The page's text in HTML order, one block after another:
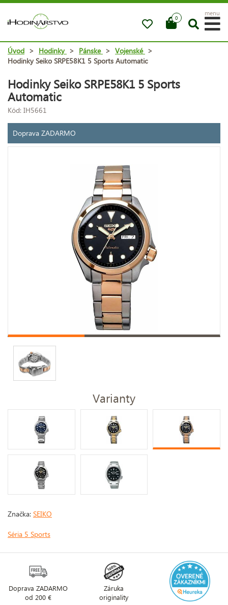
0
menu
Úvod > Hodinky > Pánske > Vojenské >
Hodinky Seiko SRPE58K1 5 Sports Automatic
Hodinky Seiko SRPE58K1 5 Sports
Automatic
Kód: IH5661
Doprava ZADARMO
Varianty
Značka: SEIKO
Séria 5 Sports
Doprava ZADARMO
od 200 €
Záruka
originality